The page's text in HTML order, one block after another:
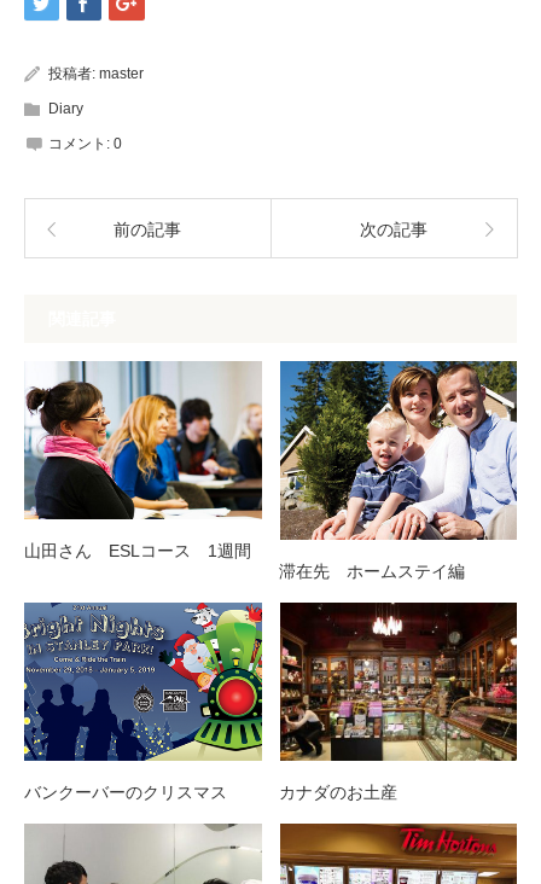
投稿者: master
Diary
コメント: 0
前の記事 次の記事
山田さん ESLコース 1週間
滞在先 ホームステイ編
バンクーバーのクリスマス カナダのお土産